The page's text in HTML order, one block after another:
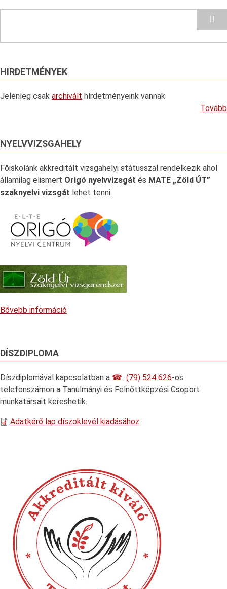
HIRDETMÉNYEK
Jelenleg csak archivált hírdetményeink vannak
Tovább
NYELVVIZSGAHELY
Főiskolánk akkreditált vizsgahelyi státusszal rendelkezik ahol
államilag elismert Origó nyelvvizsgát és MATE „Zöld ÚT”
szaknyelvi vizsgát lehet tenni.
Bővebb információ
DÍSZDIPLOMA
Díszdiplomával kapcsolatban a (79) 524 626-os
telefonszámon a Tanulmányi és Felnőttképzési Csoport
munkatársait kereshetik.
Adatkérő lap díszoklevél kiadásához